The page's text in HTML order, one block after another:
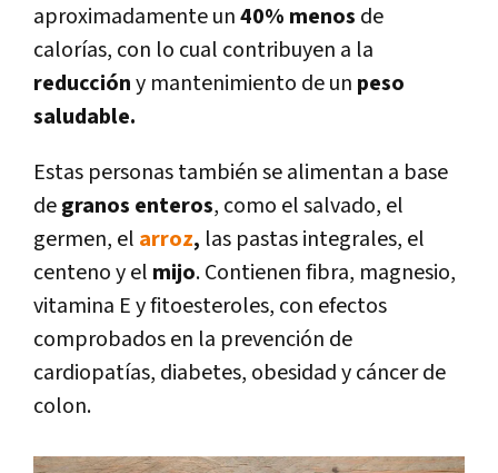
aproximadamente un40% menos de
calorías, con lo cual contribuyen a la
reduccióny mantenimiento de un peso
saludable.
Estas personas también se alimentan a base
degranos enteros, como el salvado, el
germen, el arroz, las pastas integrales, el
centeno y el mijo. Contienen fibra, magnesio,
vitamina E y fitoesteroles, con efectos
comprobados en la prevención de
cardiopatías, diabetes, obesidad y cáncer de
colon.